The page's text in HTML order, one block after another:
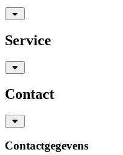
Service
Contact
Contactgegevens